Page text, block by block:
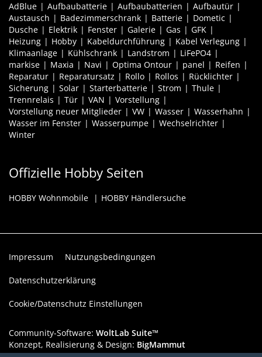
AdBlue Aufbaubatterie Aufbaubatterien
Aufbautür
Austausch
Badezimmerschrank Batterie
Dometic
Dusche
Elektrik Fenster Galerie Gas
GFK
Heizung
Hobby Kabeldurchführung
Kabel Verlegung
Klimaanlage
Kühlschrank Landstrom
LiFePO4
markise
Maxia Navi Optima Ontour panel
Reifen
Reparatur
Reparatursatz Rollo Rollos
Rücklichter
Sicherung
Solar Starterbatterie Strom
Thule
Trennrelais
Tür VAN
Vorstellung
Vorstellung neuer Mitglieder
VW Wasser
Wasserhahn
Wasser im Fenster
Wasserpumpe
Wechselrichter
Winter
Offizielle Hobby Seiten
HOBBY Wohnmobile HOBBY Händlersuche
Impressum Nutzungsbedingungen
Datenschutzerklärung
Cookie/Datenschutz Einstellungen
Community-Software: WoltLab Suite™
Konzept, Realisierung & Design: BigMammut